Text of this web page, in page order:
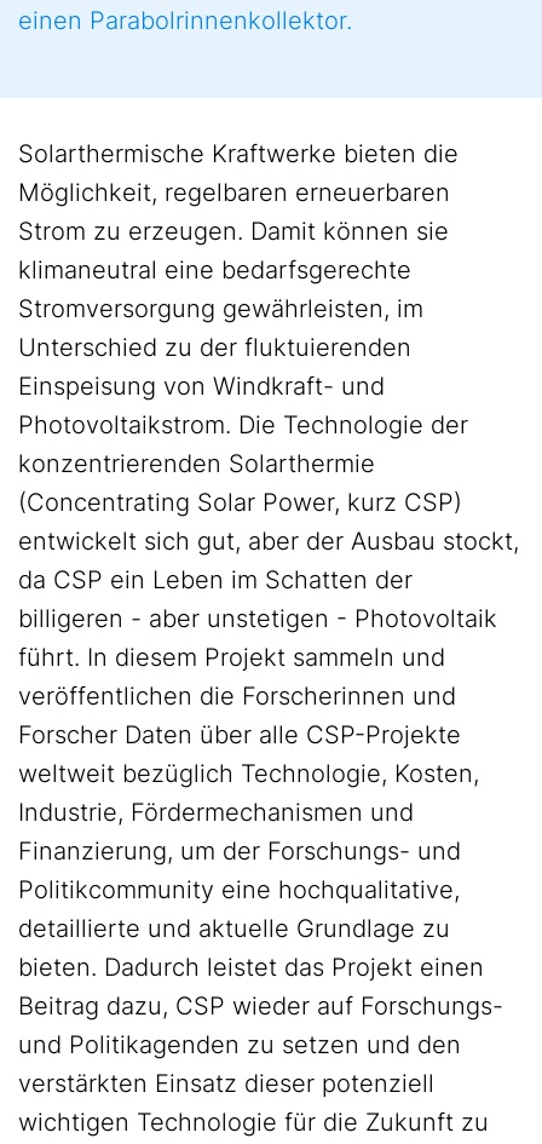
einen Parabolrinnenkollektor.
Solarthermische Kraftwerke bieten die
Möglichkeit, regelbaren erneuerbaren
Strom zu erzeugen. Damit können sie
klimaneutral eine bedarfsgerechte
Stromversorgung gewährleisten, im
Unterschied zu der fluktuierenden
Einspeisung von Windkraft- und
Photovoltaikstrom. Die Technologie der
konzentrierenden Solarthermie
(Concentrating Solar Power, kurz CSP)
entwickelt sich gut, aber der Ausbau stockt,
da CSP ein Leben im Schatten der
billigeren - aber unstetigen - Photovoltaik
führt. In diesem Projekt sammeln und
veröffentlichen die Forscherinnen und
Forscher Daten über alle CSP-Projekte
weltweit bezüglich Technologie, Kosten,
Industrie, Fördermechanismen und
Finanzierung, um der Forschungs- und
Politikcommunity eine hochqualitative,
detaillierte und aktuelle Grundlage zu
bieten. Dadurch leistet das Projekt einen
Beitrag dazu, CSP wieder auf Forschungs-
und Politikagenden zu setzen und den
verstärkten Einsatz dieser potenziell
wichtigen Technologie für die Zukunft zu